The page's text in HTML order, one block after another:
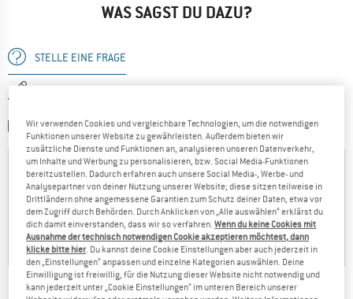
WAS SAGST DU DAZU?
STELLE EINE FRAGE
TEILE EIN BILD
Wir verwenden Cookies und vergleichbare Technologien, um die notwendigen
Funktionen unserer Website zu gewährleisten. Außerdem bieten wir
zusätzliche Dienste und Funktionen an, analysieren unseren Datenverkehr,
um Inhalte und Werbung zu personalisieren, bzw. Social Media-Funktionen
bereitzustellen. Dadurch erfahren auch unsere Social Media-, Werbe- und
Analysepartner von deiner Nutzung unserer Website; diese sitzen teilweise in
Drittländern ohne angemessene Garantien zum Schutz deiner Daten, etwa vor
dem Zugriff durch Behörden. Durch Anklicken von „Alle auswählen“ erklärst du
dich damit einverstanden, dass wir so verfahren.Wenn du keine Cookies mit
Ausnahme der technisch notwendigen Cookie akzeptieren möchtest, dann
klicke bitte hier . Du kannst deine Cookie Einstellungen aber auch jederzeit in
den „Einstellungen“ anpassen und einzelne Kategorien auswählen. Deine
Einwilligung ist freiwillig, für die Nutzung dieser Website nicht notwendig und
kann jederzeit unter „Cookie Einstellungen“ im unteren Bereich unserer